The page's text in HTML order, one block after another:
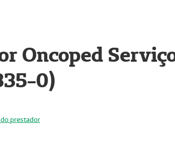
Oncoped
0)
prestador